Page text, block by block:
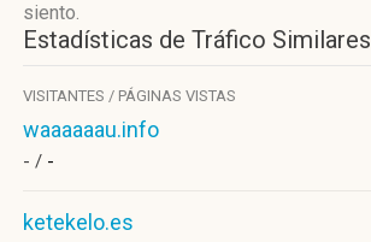
siento.
Estadísticas de Tráfico Similares
VISITANTES / PÁGINAS VISTAS
waaaaaau.info
- / -
ketekelo.es